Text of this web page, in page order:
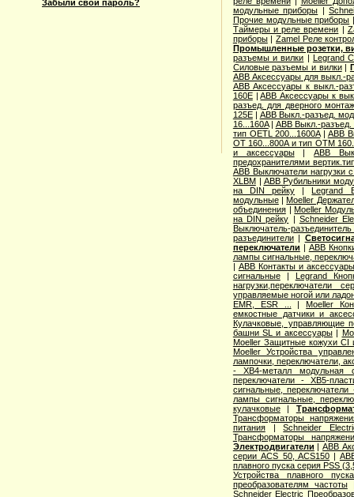
Забыли свой пароль?
модульные приборы |
Прочие модульные приборы
Таймеры и реле времени |
приборы|Zamel Реле
Промышленные розетки,
разъемы и вилки | Legrand
Силовые разъемы и вилки|
ABB Аксессуары для выкл.-
ABB Аксессуары к выкл.-
160E|ABB Аксессуары к
разъед. для дверного
125E| ABB Выкл.-разъед.
16...160A| ABB Выкл.-
тип OETL 200...1600A| ABB
OT 160...800A и тип OTМ
и аксессуары|ABB
предохранителями
ABB Выключатели нагрузки
XLBM| ABB Рубильники
на DIN рейку |Legrand
модульные|Moeller
объединения|Moeller
на DIN рейку | Schneider
Выключатель-
разъединители|
переключатели | ABB
лампы сигнальные,
| ABB Контакты и
сигнальные| Legrand
нагрузки,переключатели
управляемые ногой или
EMR, ESR ...
|Moeller
емкостные датчики и
Кулачковые, управляющие
башни SL и аксессуары|
Moeller Защитные кожухи CI
Moeller Устройства
лампочки, переключатели,
- XB4-металл модульная
переключатели - XB5-
сигнальные,
лампы сигнальные,
кулачковые|
Трансформаторы
питания|Schneider
Трансформаторы
Электродвигатели |ABB
серии ACS 50, ACS150 |
плавного пуска серия PSS
Устройства плавного
преобразователям частоты
Schneider Electric